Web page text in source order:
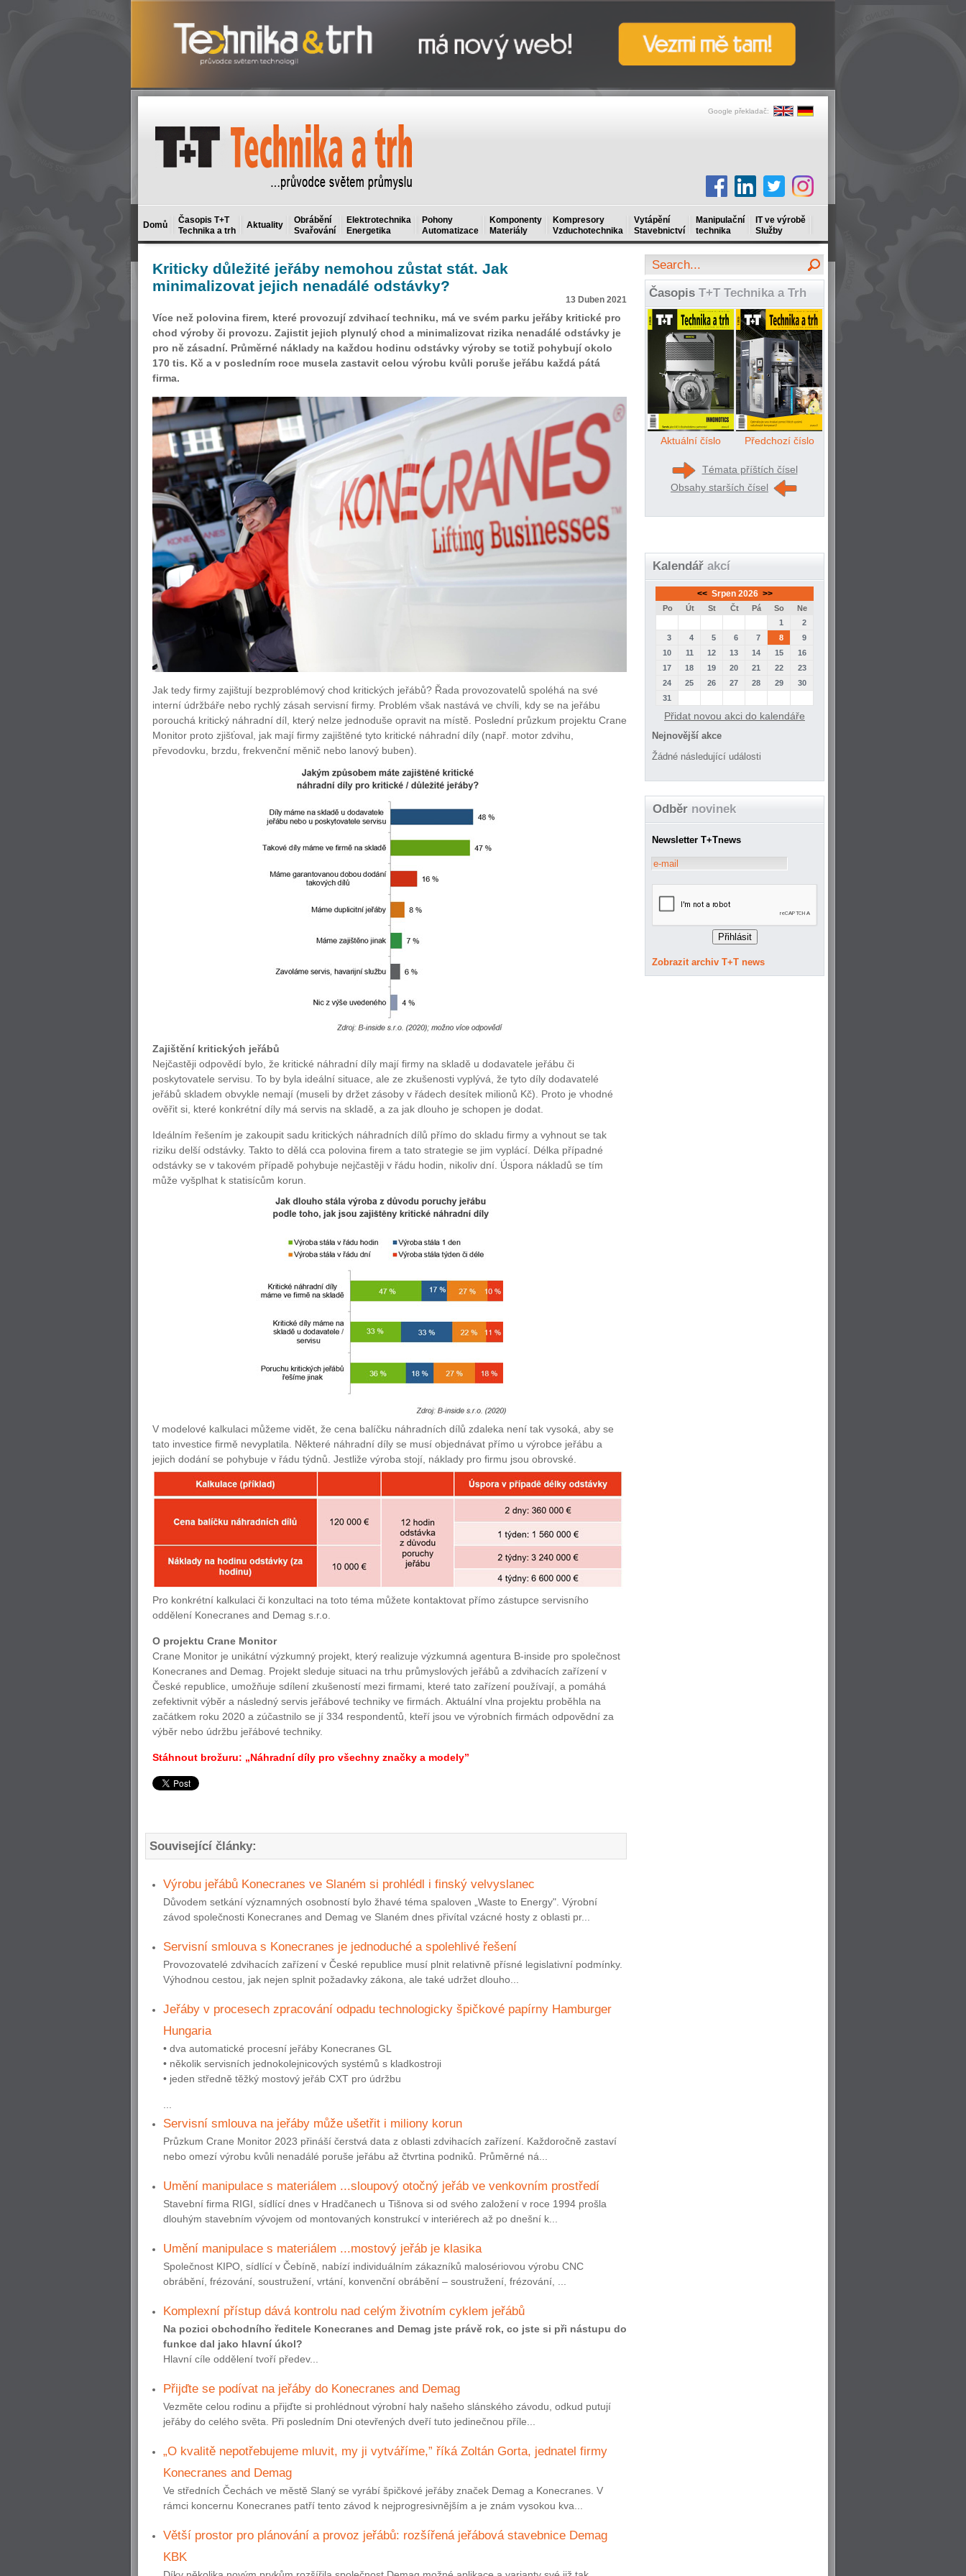
Google překladač:
Domů
Časopis T+T
Technika a trh
Aktuality
Obrábění
Svařování
Elektrotechnika
Energetika
Pohony
Automatizace
Komponenty
Materiály
Kompresory
Vzduchotechnika
Vytápění
Stavebnictví
Manipulační
technika
IT ve výrobě
Služby
Kriticky důležité jeřáby nemohou zůstat stát. Jak
minimalizovat jejich nenadálé odstávky?
13 Duben 2021
Více než polovina firem, které provozují zdvihací techniku, má ve svém parku jeřáby kritické pro
chod výroby či provozu. Zajistit jejich plynulý chod a minimalizovat rizika nenadálé odstávky je
pro ně zásadní. Průměrné náklady na každou hodinu odstávky výroby se totiž pohybují okolo
170 tis. Kč a v posledním roce musela zastavit celou výrobu kvůli poruše jeřábu každá pátá
firma.
Jak tedy firmy zajištují bezproblémový chod kritických jeřábů? Řada provozovatelů spoléhá na své
interní údržbáře nebo rychlý zásah servisní firmy. Problém však nastává ve chvíli, kdy se na jeřábu
porouchá kritický náhradní díl, který nelze jednoduše opravit na místě. Poslední průzkum projektu Crane
Monitor proto zjišťoval, jak mají firmy zajištěné tyto kritické náhradní díly (např. motor zdvihu,
převodovku, brzdu, frekvenční měnič nebo lanový buben).
Zajištění kritických jeřábů
Nejčastěji odpovědí bylo, že kritické náhradní díly mají firmy na skladě u dodavatele jeřábu či
poskytovatele servisu. To by byla ideální situace, ale ze zkušenosti vyplývá, že tyto díly dodavatelé
jeřábů skladem obvykle nemají (museli by držet zásoby v řádech desítek milionů Kč). Proto je vhodné
ověřit si, které konkrétní díly má servis na skladě, a za jak dlouho je schopen je dodat.
Ideálním řešením je zakoupit sadu kritických náhradních dílů přímo do skladu firmy a vyhnout se tak
riziku delší odstávky. Takto to dělá cca polovina firem a tato strategie se jim vyplácí. Délka případné
odstávky se v takovém případě pohybuje nejčastěji v řádu hodin, nikoliv dní. Úspora nákladů se tím
může vyšplhat k statisícům korun.
V modelové kalkulaci můžeme vidět, že cena balíčku náhradních dílů zdaleka není tak vysoká, aby se
tato investice firmě nevyplatila. Některé náhradní díly se musí objednávat přímo u výrobce jeřábu a
jejich dodání se pohybuje v řádu týdnů. Jestliže výroba stojí, náklady pro firmu jsou obrovské.
Pro konkrétní kalkulaci či konzultaci na toto téma můžete kontaktovat přímo zástupce servisního
oddělení Konecranes and Demag s.r.o.
O projektu Crane Monitor
Crane Monitor je unikátní výzkumný projekt, který realizuje výzkumná agentura B-inside pro společnost
Konecranes and Demag. Projekt sleduje situaci na trhu průmyslových jeřábů a zdvihacích zařízení v
České republice, umožňuje sdílení zkušeností mezi firmami, které tato zařízení používají, a pomáhá
zefektivnit výběr a následný servis jeřábové techniky ve firmách. Aktuální vlna projektu proběhla na
začátkem roku 2020 a zúčastnilo se jí 334 respondentů, kteří jsou ve výrobních firmách odpovědní za
výběr nebo údržbu jeřábové techniky.
Stáhnout brožuru: „Náhradní díly pro všechny značky a modely”
Související články:
Výrobu jeřábů Konecranes ve Slaném si prohlédl i finský velvyslanec
Důvodem setkání významných osobností bylo žhavé téma spaloven „Waste to Energy". Výrobní
závod společnosti Konecranes and Demag ve Slaném dnes přivítal vzácné hosty z oblasti pr...
Servisní smlouva s Konecranes je jednoduché a spolehlivé řešení
Provozovatelé zdvihacích zařízení v České republice musí plnit relativně přísné legislativní podmínky.
Výhodnou cestou, jak nejen splnit požadavky zákona, ale také udržet dlouho...
Jeřáby v procesech zpracování odpadu technologicky špičkové papírny Hamburger
Hungaria
• dva automatické procesní jeřáby Konecranes GL
• několik servisních jednokolejnicových systémů s kladkostroji
• jeden středně těžký mostový jeřáb CXT pro údržbu
Servisní smlouva na jeřáby může ušetřit i miliony korun
Průzkum Crane Monitor 2023 přináší čerstvá data z oblasti zdvihacích zařízení. Každoročně zastaví
nebo omezí výrobu kvůli nenadálé poruše jeřábu až čtvrtina podniků. Průměrné ná...
Umění manipulace s materiálem ...sloupový otočný jeřáb ve venkovním prostředí
Stavební firma RIGI, sídlící dnes v Hradčanech u Tišnova si od svého založení v roce 1994 prošla
dlouhým stavebním vývojem od montovaných konstrukcí v interiérech až po dnešní k...
Umění manipulace s materiálem ...mostový jeřáb je klasika
Společnost KIPO, sídlící v Čebíně, nabízí individuálním zákazníků malosériovou výrobu CNC
obrábění, frézování, soustružení, vrtání, konvenční obrábění – soustružení, frézování, ...
Komplexní přístup dává kontrolu nad celým životním cyklem jeřábů
Na pozici obchodního ředitele Konecranes and Demag jste právě rok, co jste si při nástupu do
funkce dal jako hlavní úkol?
Hlavní cíle oddělení tvoří předev...
Přijďte se podívat na jeřáby do Konecranes and Demag
Vezměte celou rodinu a přijďte si prohlédnout výrobní haly našeho slánského závodu, odkud putují
jeřáby do celého světa. Při posledním Dni otevřených dveří tuto jedinečnou příle...
„O kvalitě nepotřebujeme mluvit, my ji vytváříme,” říká Zoltán Gorta, jednatel firmy
Konecranes and Demag
Ve středních Čechách ve městě Slaný se vyrábí špičkové jeřáby značek Demag a Konecranes. V
rámci koncernu Konecranes patří tento závod k nejprogresivnějším a je znám vysokou kva...
Větší prostor pro plánování a provoz jeřábů: rozšířená jeřábová stavebnice Demag
KBK
Časopis T+T Technika a Trh
Aktuální číslo Předchozí číslo
Témata příštích čísel
Obsahy starších čísel
Kalendář akcí
<< Srpen 2026 >>
Po Út St Čt Pá So
Ne
1
2
3
4 5 6 7 8
9
10
11 12 13 14 15
16
17
18 19 20 21 22
23
24
25 26 27 28 29
30
31
Přidat novou akci do kalendáře
Nejnovější akce
Žádné následující události
Odběr novinek
Newsletter T+Tnews
Zobrazit archiv T+T news